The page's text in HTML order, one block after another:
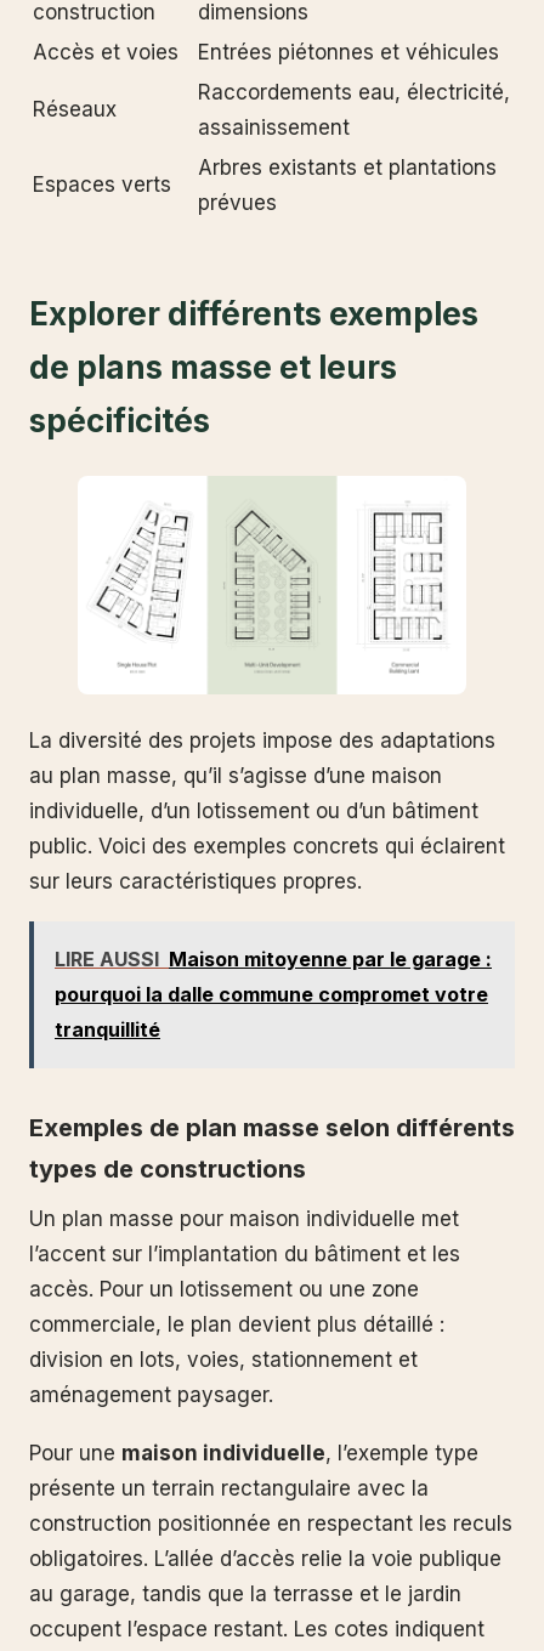
construction
dimensions
Accès et voies
Entrées piétonnes et véhicules
Réseaux
Raccordements eau, électricité,
assainissement
Espaces verts
Arbres existants et plantations
prévues
Explorer différents exemples
de plans masse et leurs
spécificités
La diversité des projets impose des adaptations
au plan masse, qu’il s’agisse d’une maison
individuelle, d’un lotissement ou d’un bâtiment
public. Voici des exemples concrets qui éclairent
sur leurs caractéristiques propres.
LIRE AUSSI Maison mitoyenne par le garage :
pourquoi la dalle commune compromet votre
tranquillité
Exemples de plan masse selon différents
types de constructions
Un plan masse pour maison individuelle met
l’accent sur l’implantation du bâtiment et les
accès. Pour un lotissement ou une zone
commerciale, le plan devient plus détaillé :
division en lots, voies, stationnement et
aménagement paysager.
Pour une maison individuelle, l’exemple type
présente un terrain rectangulaire avec la
construction positionnée en respectant les reculs
obligatoires. L’allée d’accès relie la voie publique
au garage, tandis que la terrasse et le jardin
occupent l’espace restant. Les cotes indiquent